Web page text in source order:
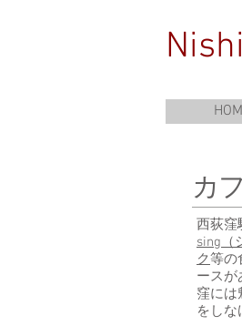
カ
西荻窪
sing（
ク等の
ースが
窪には
をしな